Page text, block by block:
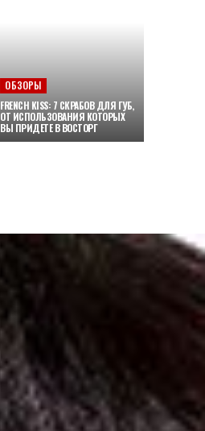
ОБЗОРЫ
FRENCH KISS: 7 СКРАБОВ ДЛЯ ГУБ,
ОТ ИСПОЛЬЗОВАНИЯ КОТОРЫХ
ВЫ ПРИДЕТЕ В ВОСТОРГ